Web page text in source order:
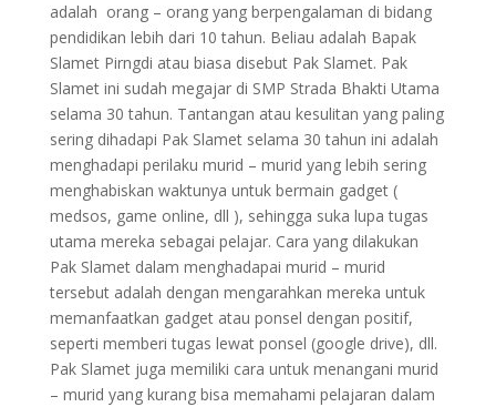
adalah orang – orang yang berpengalaman di bidang
pendidikan lebih dari 10 tahun. Beliau adalah Bapak
Slamet Pirngdi atau biasa disebut Pak Slamet. Pak
Slamet ini sudah megajar di SMP Strada Bhakti Utama
selama 30 tahun. Tantangan atau kesulitan yang paling
sering dihadapi Pak Slamet selama 30 tahun ini adalah
menghadapi perilaku murid – murid yang lebih sering
menghabiskan waktunya untuk bermain gadget (
medsos, game online, dll ), sehingga suka lupa tugas
utama mereka sebagai pelajar. Cara yang dilakukan
Pak Slamet dalam menghadapai murid – murid
tersebut adalah dengan mengarahkan mereka untuk
memanfaatkan gadget atau ponsel dengan positif,
seperti memberi tugas lewat ponsel (google drive), dll.
Pak Slamet juga memiliki cara untuk menangani murid
– murid yang kurang bisa memahami pelajaran dalam